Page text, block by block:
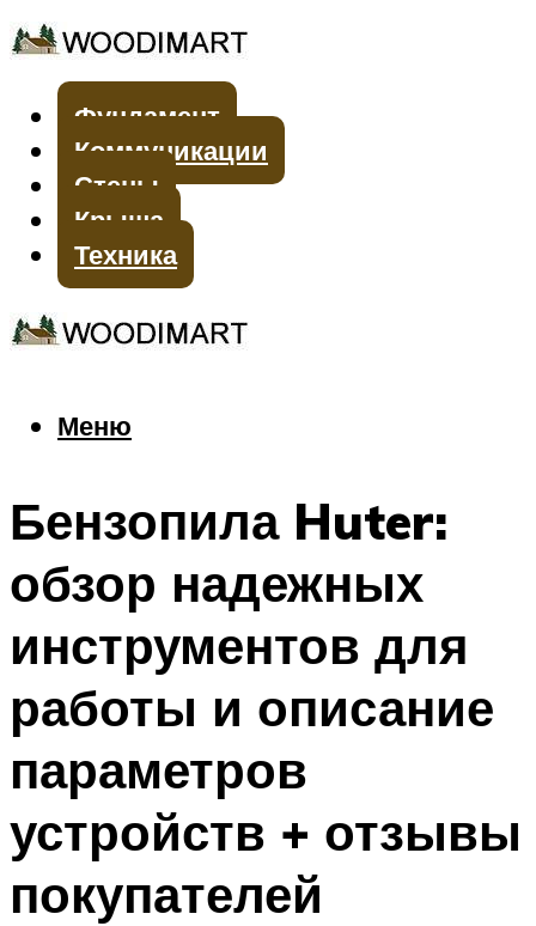
Фундамент
Коммуникации
Стены
Крыша
Техника
Меню
Меню
Бензопила Huter:
обзор надежных
инструментов для
работы и описание
параметров
устройств + отзывы
покупателей